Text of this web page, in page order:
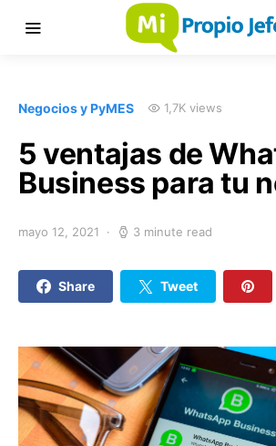
Negocios y PyMES 1,7K views
5 ventajas de
Business para tu
mayo 12, 2021 3 minute read
Share Tweet